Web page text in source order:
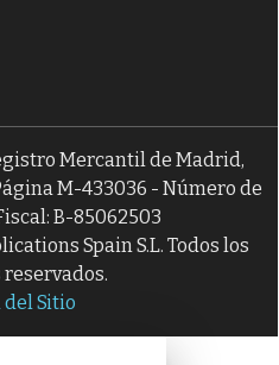
Mercantil de Madrid,
M-433036 - Número de
B-85062503
Spain S.L. Todos los
del Sitio